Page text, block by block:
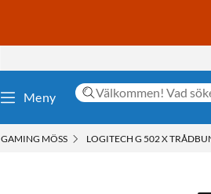
Meny
GAMING MÖSS LOGITECH G 502 X